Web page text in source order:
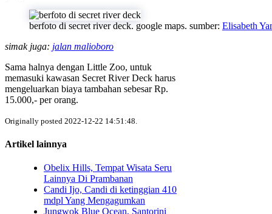
berfoto di secret river deck. google maps. sumber: Elisabeth
simak juga: jalan malioboro
Sama halnya dengan Little Zoo, untuk
memasuki kawasan Secret River Deck harus
mengeluarkan biaya tambahan sebesar Rp.
15.000,- per orang.
Originally posted 2022-12-22 14:51:48.
Artikel lainnya
Obelix Hills, Tempat Wisata Seru
Lainnya Di Prambanan
Candi Ijo, Candi di ketinggian 410
mdpl Yang Mengagumkan
Jungwok Blue Ocean, Santorini